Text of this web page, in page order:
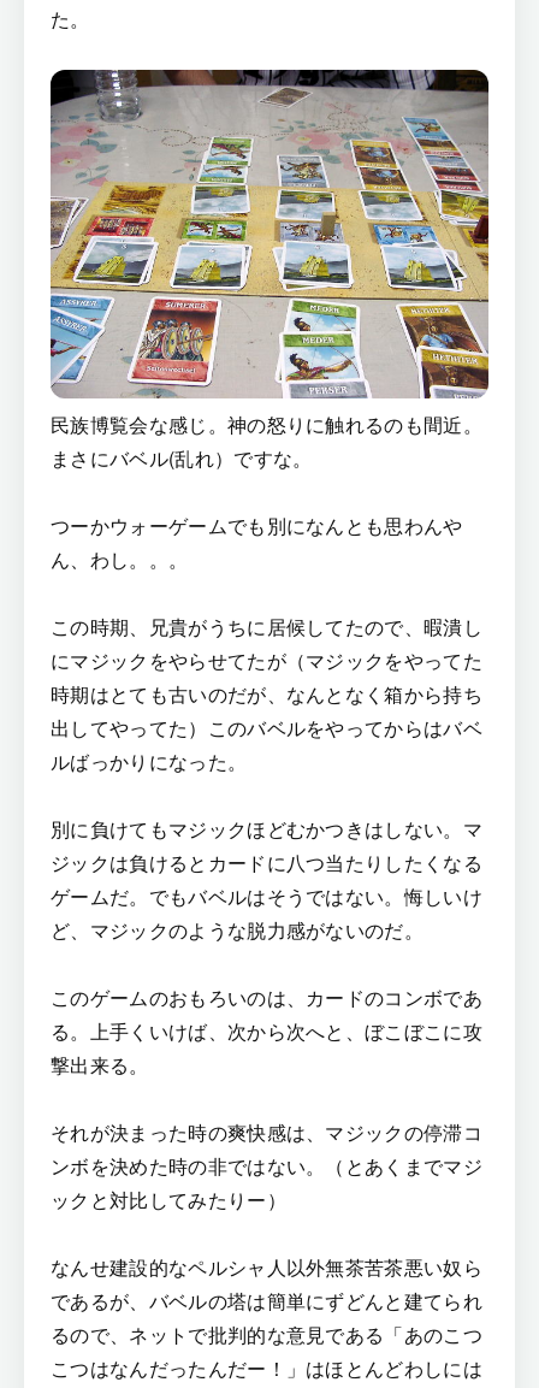
た。
民族博覧会な感じ。神の怒りに触れるのも間近。
まさにバベル(乱れ）ですな。
つーかウォーゲームでも別になんとも思わんや
ん、わし。。。
この時期、兄貴がうちに居候してたので、暇潰し
にマジックをやらせてたが（マジックをやってた
時期はとても古いのだが、なんとなく箱から持ち
出してやってた）このバベルをやってからはバベ
ルばっかりになった。
別に負けてもマジックほどむかつきはしない。マ
ジックは負けるとカードに八つ当たりしたくなる
ゲームだ。でもバベルはそうではない。悔しいけ
ど、マジックのような脱力感がないのだ。
このゲームのおもろいのは、カードのコンボであ
る。上手くいけば、次から次へと、ぼこぼこに攻
撃出来る。
それが決まった時の爽快感は、マジックの停滞コ
ンボを決めた時の非ではない。（とあくまでマジ
ックと対比してみたりー）
なんせ建設的なペルシャ人以外無茶苦茶悪い奴ら
であるが、バベルの塔は簡単にずどんと建てられ
るので、ネットで批判的な意見である「あのこつ
こつはなんだったんだー！」はほとんどわしには